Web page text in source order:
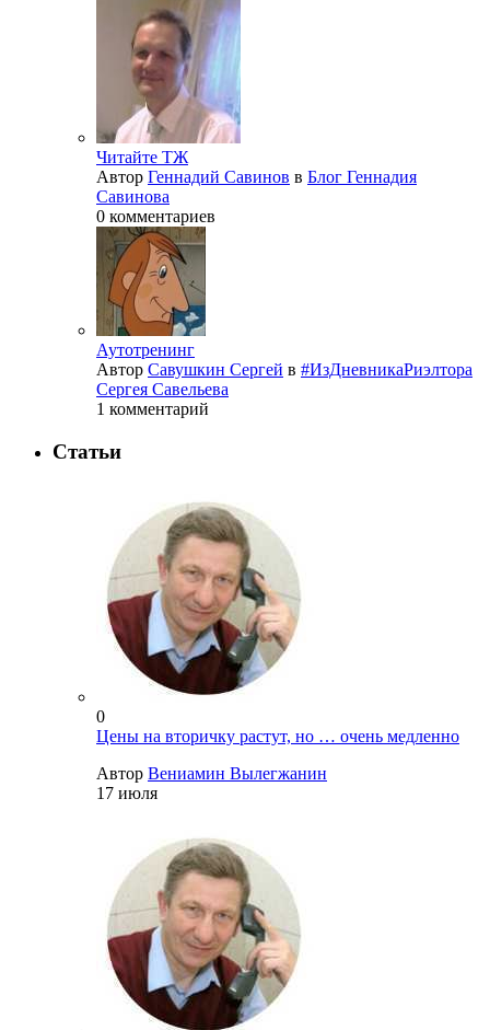
Читайте ТЖ
Автор Геннадий Савинов в Блог Геннадия
Савинова
0 комментариев
Аутотренинг
Автор Савушкин Сергей в #ИзДневникаРиэлтора
Сергея Савельева
1 комментарий
Статьи
0
Цены на вторичку растут, но … очень медленно
Автор Вениамин Вылегжанин
17 июля